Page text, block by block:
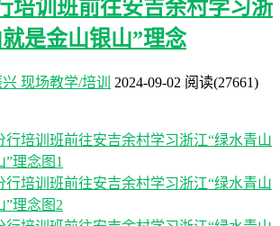
培训班前往安吉余村学习浙
是金山银山”理念
兴 现场教学/培训 2024-09-02 阅读(27661)